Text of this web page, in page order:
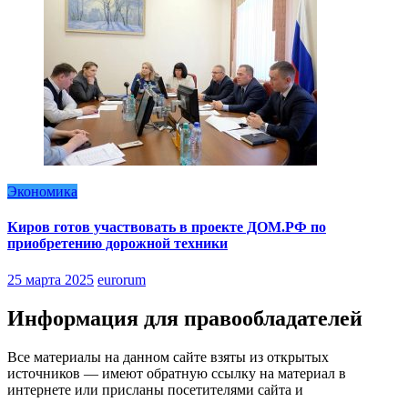
Экономика
Киров готов участвовать в проекте ДОМ.РФ по
приобретению дорожной техники
25 марта 2025 eurorum
Информация для правообладателей
Все материалы на данном сайте взяты из открытых
источников — имеют обратную ссылку на материал в
интернете или присланы посетителями сайта и